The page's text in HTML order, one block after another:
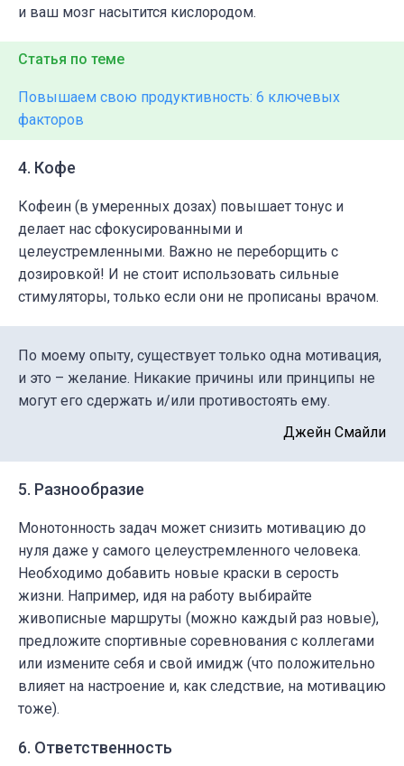
и ваш мозг насытится кислородом.
Статья по теме
Повышаем свою продуктивность: 6 ключевых
факторов
4. Кофе
Кофеин (в умеренных дозах) повышает тонус и
делает нас сфокусированными и
целеустремленными. Важно не переборщить с
дозировкой! И не стоит использовать сильные
стимуляторы, только если они не прописаны врачом.
По моему опыту, существует только одна мотивация,
и это – желание. Никакие причины или принципы не
могут его сдержать и/или противостоять ему.
Джейн Смайли
5. Разнообразие
Монотонность задач может снизить мотивацию до
нуля даже у самого целеустремленного человека.
Необходимо добавить новые краски в серость
жизни. Например, идя на работу выбирайте
живописные маршруты (можно каждый раз новые),
предложите спортивные соревнования с коллегами
или измените себя и свой имидж (что положительно
влияет на настроение и, как следствие, на мотивацию
тоже).
6. Ответственность